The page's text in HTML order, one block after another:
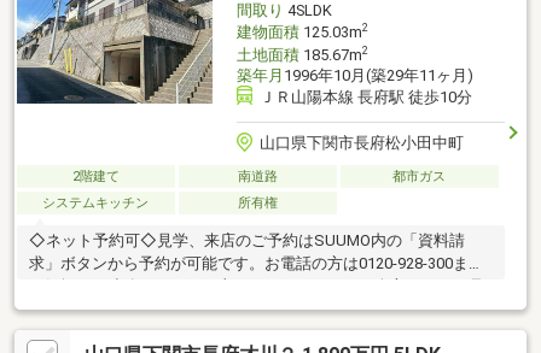
間取り 4SLDK
建物面積125.03m2
土地面積185.67m2
築年月 1996年10月(築29年11ヶ月)
ＪＲ山陽本線 長府駅 徒歩10分
山口県下関市長府松小田中町
2階建て 南道路
都市ガス
システムキッチン
所有権
◇ネット予約可◇見学、来店のご予約はSUUMO内の「資料請
求」ボタンから予約が可能です。お電話の方は0120-928-300まで
学・ご相談も承っております。◇現地見学の見どころ◇・収納の
位置や陽当たりを現地でお確かめください・スマートフォンやデ